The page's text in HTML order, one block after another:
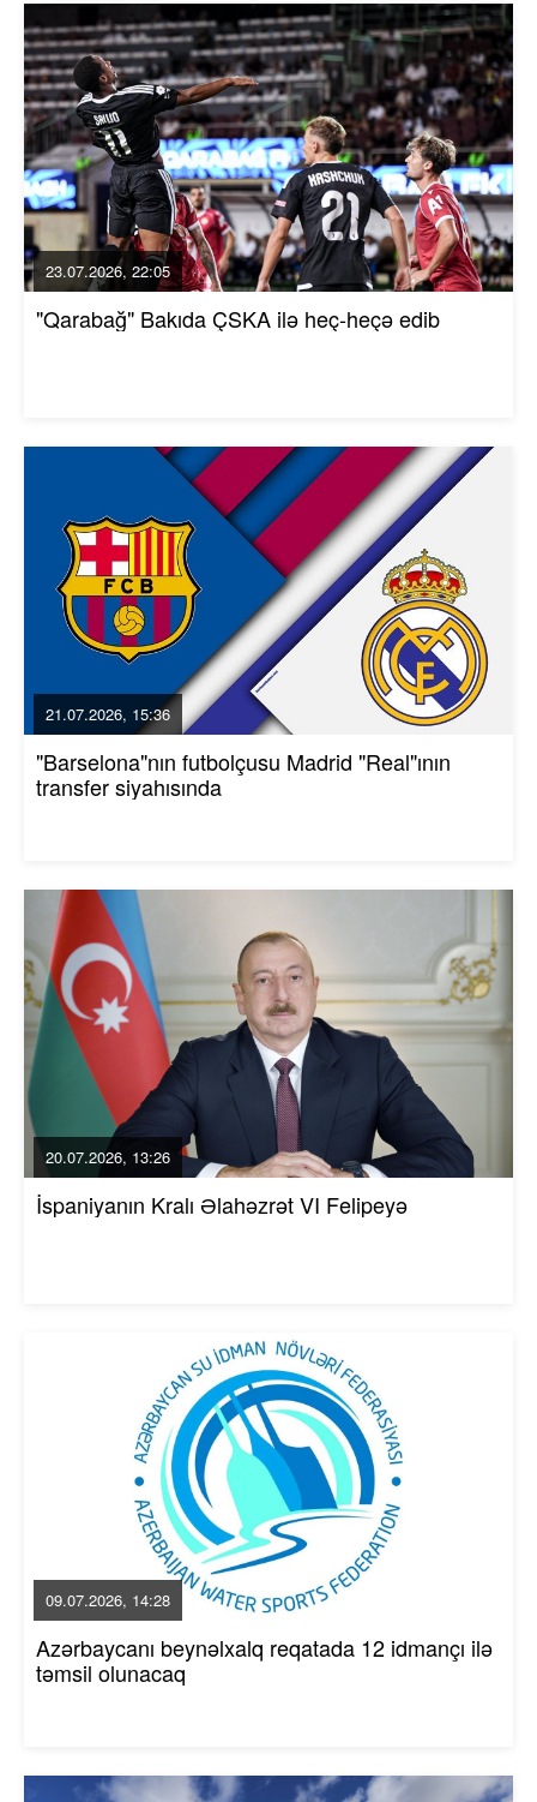
23.07.2026, 22:05
"Qarabağ" Bakıda ÇSKA ilə heç-heçə edib
21.07.2026, 15:36
"Barselona"nın futbolçusu Madrid "Real"ının
transfer siyahısında
20.07.2026, 13:26
İspaniyanın Kralı Əlahəzrət VI Felipeyə
09.07.2026, 14:28
Azərbaycanı beynəlxalq reqatada 12 idmançı ilə
təmsil olunacaq